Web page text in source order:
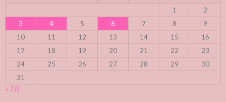
1
2
3
4 5 6 7 8
9
10
11 12 13 14 15
16
17
18 19 20 21 22
23
24
25 26 27 28 29
30
31
« 7月